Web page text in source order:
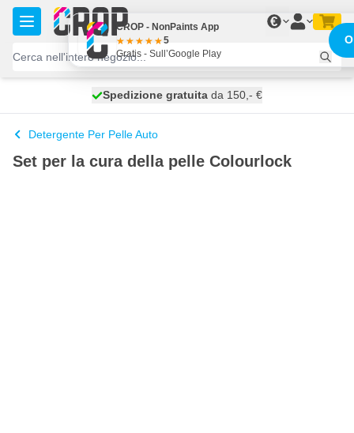
Salta al contenuto
€
spedito oggi
Spedizione gratuita da 150,- €
100 giorni
Detergente Per Pelle Auto
Set per la cura della pelle Colourlock
CROP - NonPaints App
5
Gratis - Sull’Google Play